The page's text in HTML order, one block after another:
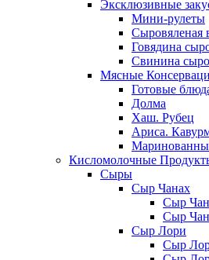
Эксклюзивные
Мини-рулеты
Сыровяленая
Говядина
Свинина
Мясные
Готовые
Долма
Хаш. Рубец
Ариса.
Кисломолочные
Сыры
Сыр Чанах
Сыр
Сыр
Сыр Лори
Сыр